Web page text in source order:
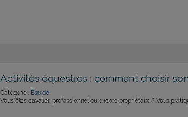
Activités équestres : comment choisir
Catégorie : Équidé
Vous êtes cavalier, professionnel ou encore propriétaire ? Vous